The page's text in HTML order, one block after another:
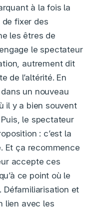
à la fois la
fixer des
les êtres de
le spectateur
autrement dit
de l’altérité. En
un nouveau
il y a bien souvent
le spectateur
: c’est la
Et ça recommence
accepte ces
ce point où le
Défamiliarisation et
lien avec les